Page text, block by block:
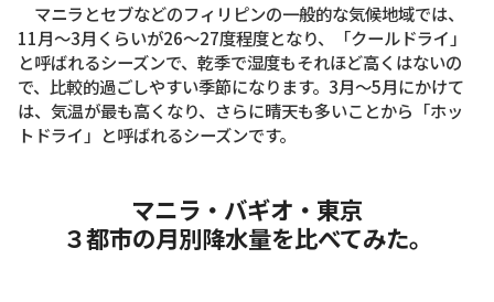
マニラとセブなどのフィリピンの一般的な気候地域では、
11月〜3月くらいが26〜27度程度となり、「クールドライ」
と呼ばれるシーズンで、乾季で湿度もそれほど高くはないの
で、比較的過ごしやすい季節になります。3月〜5月にかけて
は、気温が最も高くなり、さらに晴天も多いことから「ホッ
トドライ」と呼ばれるシーズンです。
マニラ・バギオ・東京
３都市の月別降水量を比べてみた。